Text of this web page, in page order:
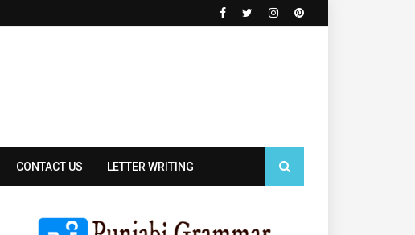
CONTACT US LETTER WRITING